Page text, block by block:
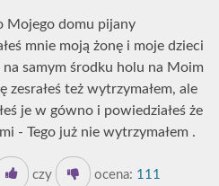
Mojego domu pijany
mnie moją żonę i moje dzieci
samym środku holu na Moim
też wytrzymałem, ale
je w gówno i powiedziałeś że
- Tego już nie wytrzymałem .
czy ocena: 111